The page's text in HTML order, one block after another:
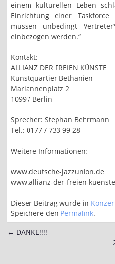
einem kulturellen Leben
Einrichtung einer
müssen unbedingt
einbezogen werden.“
Kontakt:
ALLIANZ DER FREIEN KÜNSTE
Kunstquartier Bethanien
Mariannenplatz 2
10997 Berlin
Sprecher: Stephan Behrmann
Tel.: 0177 / 733 99 28
Weitere Informationen:
www.deutsche-jazzunion.de
www.allianz-der-freien-
Dieser Beitrag wurde in
Speichere den Permalink.
Post
← DANKE!!!!